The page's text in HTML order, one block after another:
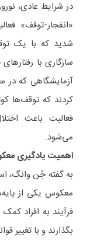
«انفجار-توقف»
شدید که با یک
سازگاری با
آزمایشگاهی که در
کردند که توقف‌ها
فعالیت باعث
می‌شود.
اهمیت یادگیری
به گفته جُن وانگ،
معکوس یکی از
فرآیند به افراد
بگذارند و با تغییر